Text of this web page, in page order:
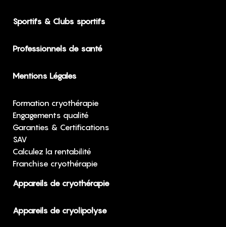
Sportifs & Clubs sportifs
Professionnels de santé
Mentions Légales
Formation cryothérapie
Engagements qualité
Garanties & Certifications
SAV
Calculez la rentabilité
Franchise cryothérapie
Appareils de cryothérapie
Appareils de cryolipolyse